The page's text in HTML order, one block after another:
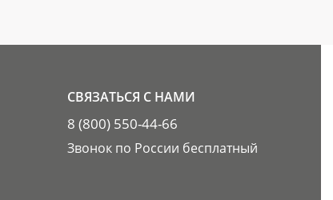
СВЯЗАТЬСЯ С НАМИ
8 (800) 550-44-66
Звонок по России бесплатный